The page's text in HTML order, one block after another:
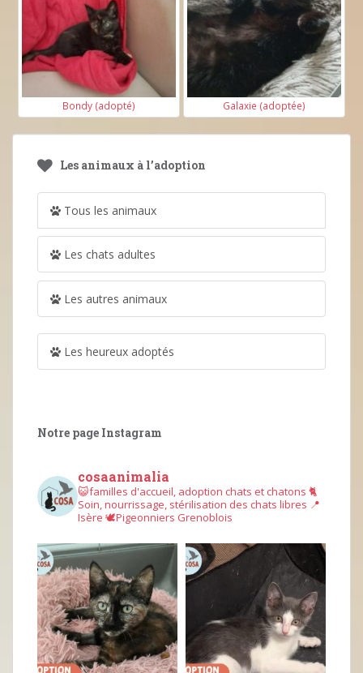
Bondy (adopté) Galaxie (adoptée)
Les animaux à l’adoption
Tous les animaux
Les chats adultes
Les autres animaux
Les heureux adoptés
Notre page Instagram
cosaanimalia
😺familles d'accueil, adoption chats et chatons 🐈
Soin, nourrissage, stérilisation des chats libres 📍
Isère 🕊︎Pigeonniers Grenoblois